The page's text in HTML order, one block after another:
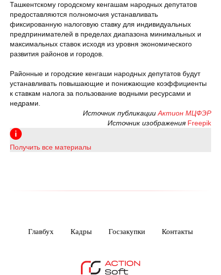
Ташкентскому городскому кенгашам народных депутатов
предоставляются полномочия устанавливать
фиксированную налоговую ставку для индивидуальных
предпринимателей в пределах диапазона минимальных и
максимальных ставок исходя из уровня экономического
развития районов и городов.
Районные и городские кенгаши народных депутатов будут
устанавливать повышающие и понижающие коэффициенты
к ставкам налога за пользование водными ресурсами и
недрами.
Источник публикации Актион МЦФЭР
Источник изображения Freepik
Получить все материалы
Главбух Кадры Госзакупки Контакты